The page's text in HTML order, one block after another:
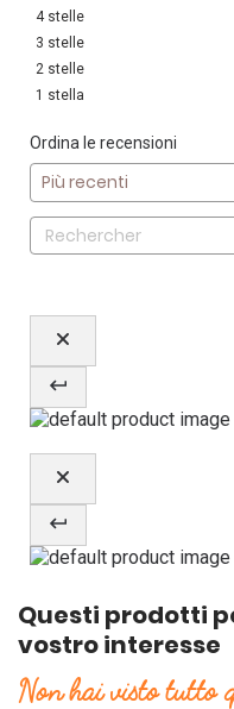
4 stelle
3 stelle
2 stelle
1 stella
Ordina le recensioni
Questi prodotti
vostro interesse
Non hai visto tutto